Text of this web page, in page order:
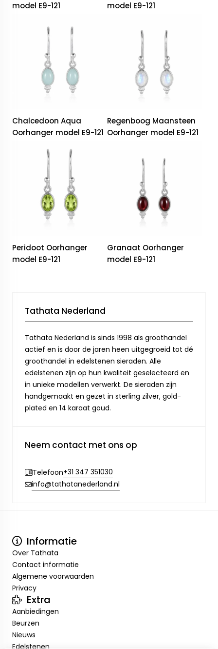
model E9-121
model E9-121
Chalcedoon Aqua
Oorhanger model E9-121
Regenboog Maansteen
Oorhanger model E9-121
Peridoot Oorhanger
model E9-121
Granaat Oorhanger
model E9-121
Tathata Nederland
Tathata Nederland is sinds 1998 als groothandel
actief en is door de jaren heen uitgegroeid tot dé
groothandel in edelstenen sieraden. Alle
edelstenen zijn op hun kwaliteit geselecteerd en
in unieke modellen verwerkt. De sieraden zijn
handgemaakt en gezet in sterling zilver, gold-
plated en 14 karaat goud.
Neem contact met ons op
Telefoon+31 347 351030
info@tathatanederland.nl
Informatie
Over Tathata
Contact informatie
Algemene voorwaarden
Privacy
Extra
Aanbiedingen
Beurzen
Nieuws
Edelstenen